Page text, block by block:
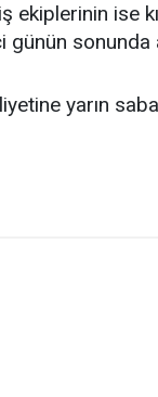
ekiplerinin ise
günün
yarın